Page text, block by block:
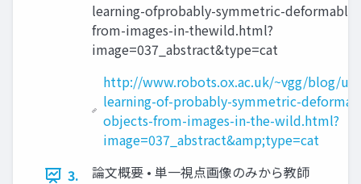
learning-ofprobably-symmetric-
from-images-in-thewild.html?
image=037_abstract&type=cat
http://www.robots.ox.ac.uk/~vgg/blog/
learning-of-probably-symmetric-
objects-from-images-in-the-wild.html?
image=037_abstract&amp;type=cat
3.
論文概要 • 単一視点画像のみから教師